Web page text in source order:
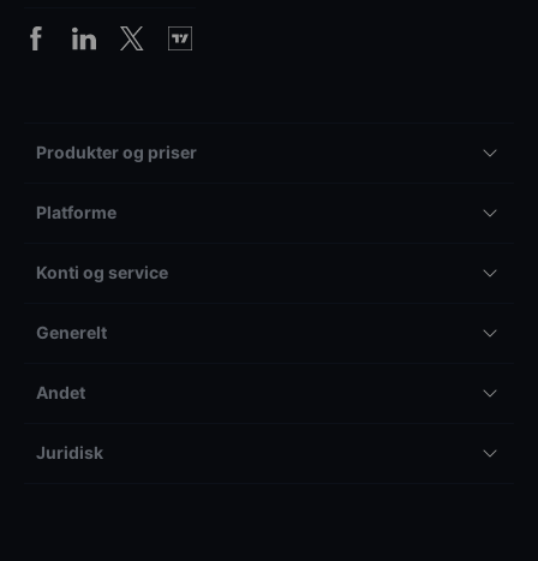
Produkter og priser
Platforme
Konti og service
Generelt
Andet
Juridisk